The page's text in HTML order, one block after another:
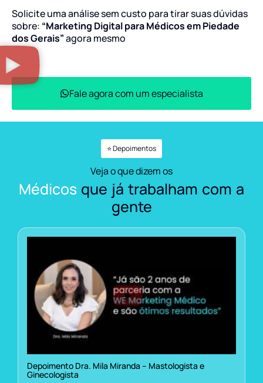
Solicite uma análise sem custo para tirar suas dúvidas
sobre: “Marketing Digital para Médicos em Piedade
dos Gerais”agora mesmo
Fale agora com um especialista
⭐ Depoimentos
Veja o que dizem os
Médicos que já trabalham com a
gente
Depoimento Dra. Mila Miranda – Mastologista e
Ginecologista